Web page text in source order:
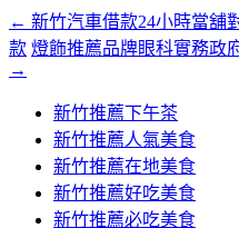
文
章
← 新竹汽車借款24小時當舖
款 燈飾推薦品牌眼科實務政
→
新竹推薦下午茶
新竹推薦人氣美食
新竹推薦在地美食
新竹推薦好吃美食
新竹推薦必吃美食